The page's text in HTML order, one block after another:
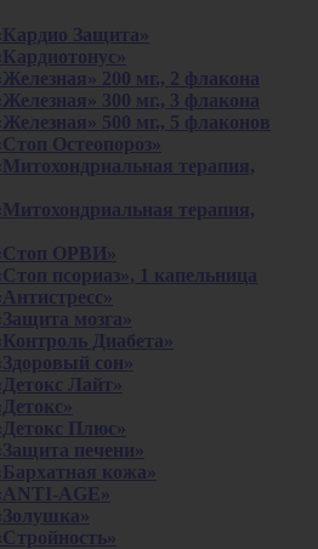
Защита»
200 мг., 2 флакона
300 мг., 3 флакона
500 мг., 5 флаконов
Остеопороз»
терапия,
терапия,
ОРВИ»
псориаз», 1 капельница
мозга»
Диабета»
сон»
Лайт»
Плюс»
печени»
кожа»
AGE»